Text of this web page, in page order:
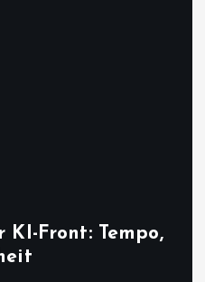
Front: Tempo,